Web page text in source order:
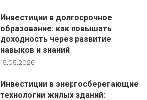
Инвестиции в долгосрочное
образование: как повышать
доходность через развитие
навыков и знаний
15.05.2026
Инвестиции в энергосберегающие
технологии жилых зданий: